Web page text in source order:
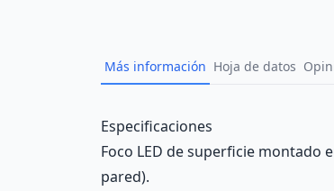
Más información Hoja de datos
Description
Especificaciones
Foco LED de superficie montado
pared).